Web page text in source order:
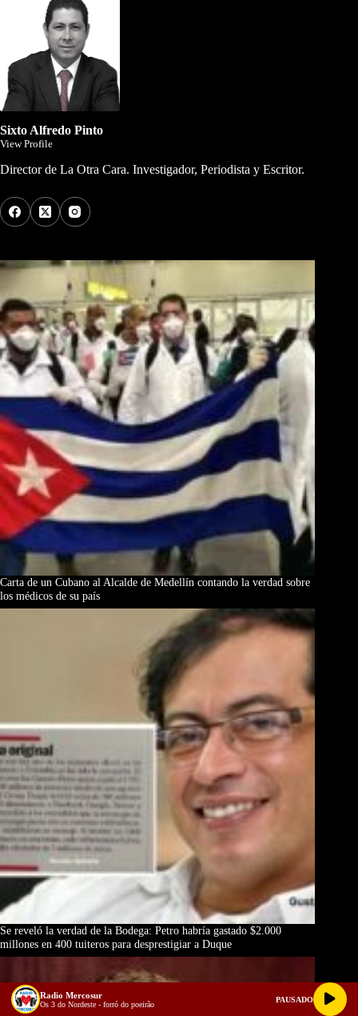
Sixto Alfredo Pinto
View Profile
Director de La Otra Cara. Investigador, Periodista y Escritor.
Carta de un Cubano al Alcalde de Medellín contando la verdad sobre
los médicos de su país
Se reveló la verdad de la Bodega: Petro habría gastado $2.000
millones en 400 tuiteros para desprestigiar a Duque
Radio Mercosur
Os 3 do Nordeste - forró do poeirão
PAUSADO